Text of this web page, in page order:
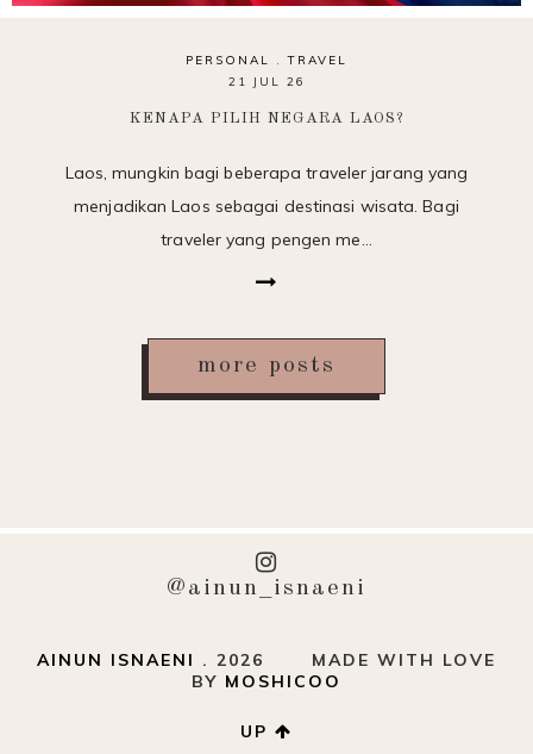
PERSONAL .TRAVEL
21 JUL 26
KENAPA PILIH NEGARA LAOS?
Laos, mungkin bagi beberapa traveler jarang yang
menjadikan Laos sebagai destinasi wisata. Bagi
traveler yang pengen me…
more posts
@ainun_isnaeni
AINUN ISNAENI . 2026
MADE WITH LOVE
BY MOSHICOO
UP